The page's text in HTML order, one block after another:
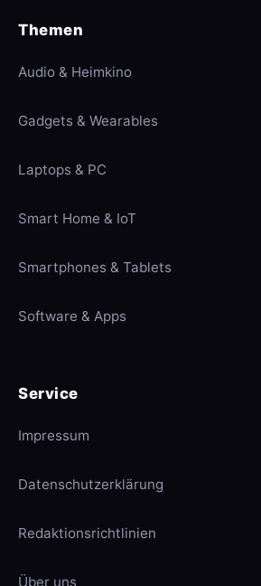
Themen
Audio & Heimkino
Gadgets & Wearables
Laptops & PC
Smart Home & IoT
Smartphones & Tablets
Software & Apps
Service
Impressum
Datenschutzerklärung
Redaktionsrichtlinien
Über uns